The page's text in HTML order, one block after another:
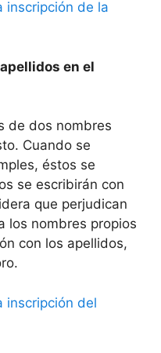
inscripción de la
en el
de dos nombres
Cuando se
éstos se
se escribirán con
que perjudican
los nombres propios
con los apellidos,
inscripción del